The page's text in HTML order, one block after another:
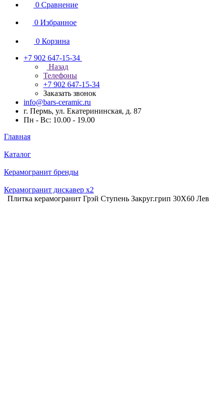
0 Сравнение
0 Избранное
0 Корзина
+7 902 647-15-34
Назад
Телефоны
+7 902 647-15-34
Заказать звонок
info@bars-ceramic.ru
г. Пермь, ул. Екатерининская, д. 87
Пн - Вс: 10.00 - 19.00
Главная
Каталог
Керамогранит бренды
Керамогранит дискавер x2
Плитка керамогранит Грэй Ступень Закруг.грип 30X60 Лев